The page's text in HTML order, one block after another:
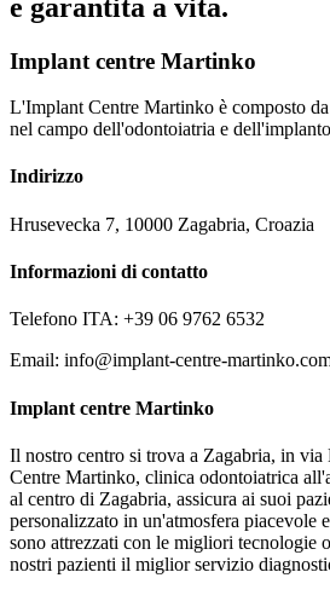
e garantita a vita.
Implant centre Martinko
L'Implant Centre Martinko è composto
nel campo dell'odontoiatria e
Indirizzo
Hrusevecka 7, 10000 Zagabria, Croazia
Informazioni di contatto
Telefono ITA: +39 06 9762 6532
Email: info@implant-centre-
Implant centre Martinko
Il nostro centro si trova a Zagabria, in
Centre Martinko, clinica odontoiatrica
al centro di Zagabria, assicura ai suoi
personalizzato in un'atmosfera piacevole
sono attrezzati con le migliori tecnologie
nostri pazienti il miglior servizio